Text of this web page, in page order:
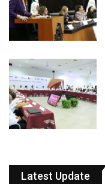
Latest Update